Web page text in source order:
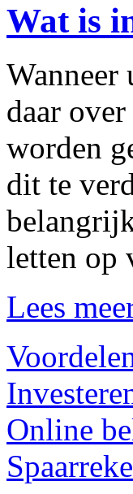
Wat is
Wanneer
daar
worden
dit te
letten op
Lees
Online